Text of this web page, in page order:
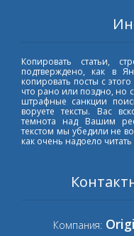
Копировать статьи,
подтверждено, как в
копировать посты с
что рано или поздно, но
штрафные санкции
воруете тексты. Вас
темнота над Вашим
текстом мы убедили не
как очень надоело
Компания: